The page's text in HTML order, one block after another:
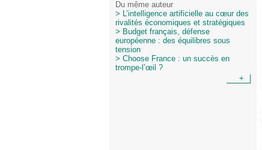
Du même auteur
> L’intelligence artificielle au cœur des
rivalités économiques et stratégiques
> Budget français, défense
européenne : des équilibres sous
tension
> Choose France : un succès en
trompe-l’œil ?
+